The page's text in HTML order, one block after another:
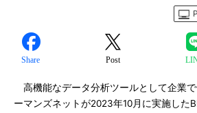
Share Post
高機能なデータ分析ツールとして企業
ーマンズネットが2023年10月に実施した